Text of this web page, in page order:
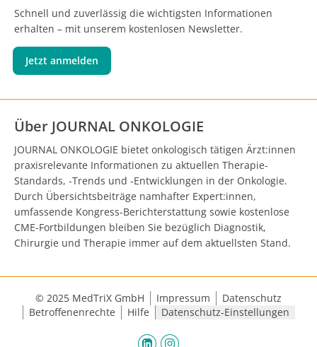
Schnell und zuverlässig die wichtigsten Informationen
erhalten – mit unserem kostenlosen Newsletter.
Jetzt anmelden
Über JOURNAL ONKOLOGIE
JOURNAL ONKOLOGIE bietet onkologisch tätigen Ärzt:innen
praxisrelevante Informationen zu aktuellen Therapie-
Standards, -Trends und -Entwicklungen in der Onkologie.
Durch Übersichtsbeiträge namhafter Expert:innen,
umfassende Kongress-Berichterstattung sowie kostenlose
CME-Fortbildungen bleiben Sie bezüglich Diagnostik,
Chirurgie und Therapie immer auf dem aktuellsten Stand.
© 2025 MedTriX GmbH Impressum
Datenschutz
Betroffenenrechte
Hilfe Datenschutz-Einstellungen